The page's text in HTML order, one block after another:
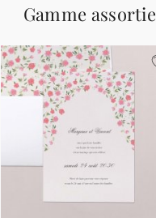
Gamme assortie